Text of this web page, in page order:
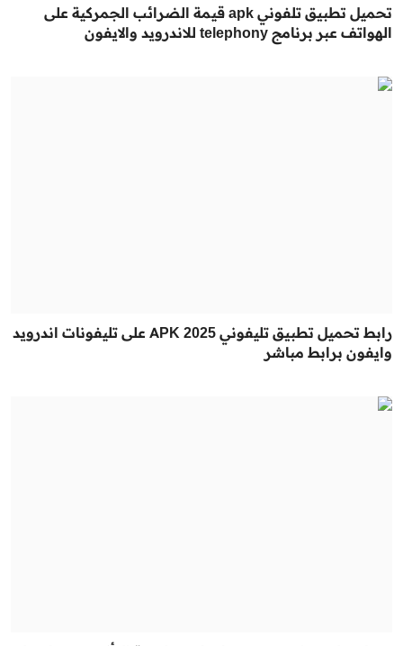
تحميل تطبيق تلفوني apk قيمة الضرائب الجمركية على
الهواتف عبر برنامج telephony للاندرويد والايفون
رابط تحميل تطبيق تليفوني 2025 APK على تليفونات اندرويد
وايفون برابط مباشر